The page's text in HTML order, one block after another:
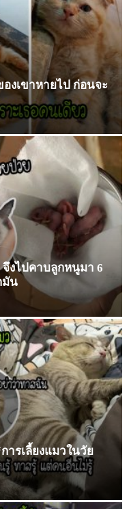
งเขาหายไป ก่อนจะ
งไปคาบลูกหนูมา 6
มัน
รเลี้ยงแมวในวัย